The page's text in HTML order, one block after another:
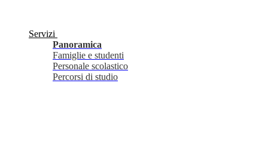
Servizi
Panoramica
Famiglie e studenti
Personale scolastico
Percorsi di studio